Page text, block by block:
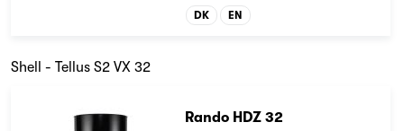
DK EN
Shell - Tellus S2 VX 32
Rando HDZ 32